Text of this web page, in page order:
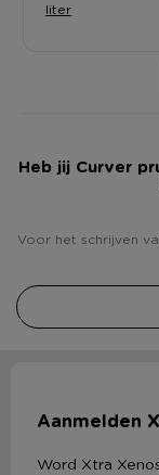
liter
Heb jij Curver
Voor het schrijven
Aanmelden
Word Xtra